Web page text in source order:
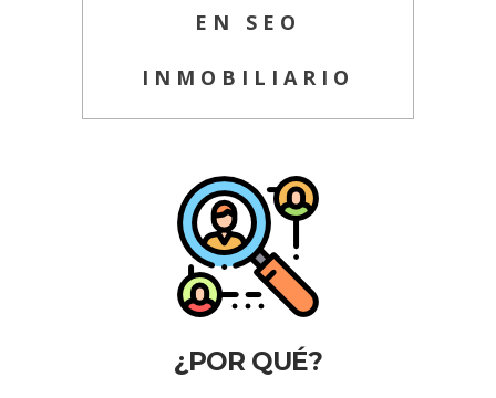
EN SEO
INMOBILIARIO
¿POR QUÉ?